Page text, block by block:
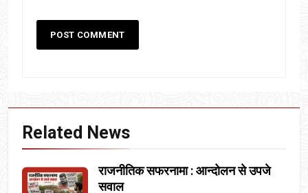
Related News
राजनीतिक सफरनामा : आन्दोलन से उपजे
सवाल